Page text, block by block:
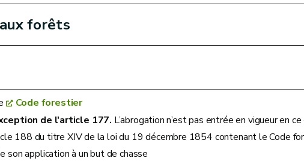
forêts
Code forestier
de l'article 177. L’abrogation n’est pas entrée en vigueur en
188 du titre XIV de la loi du 19 décembre 1854 contenant le Code
son application à un but de chasse